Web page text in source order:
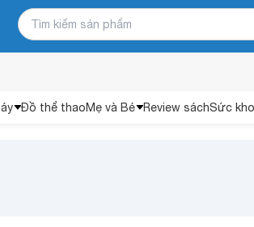
Đồ thể thaoMẹ và Bé Review sáchSức